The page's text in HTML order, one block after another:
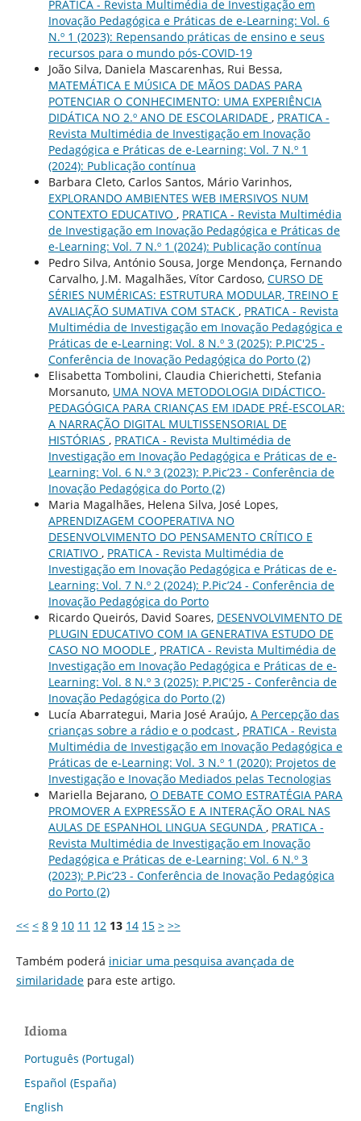
PRATICA - Revista Multimédia de Investigação em
Inovação Pedagógica e Práticas de e-Learning: Vol. 6
N.º 1 (2023): Repensando práticas de ensino e seus
recursos para o mundo pós-COVID-19
João Silva, Daniela Mascarenhas, Rui Bessa,
MATEMÁTICA E MÚSICA DE MÃOS DADAS PARA
POTENCIAR O CONHECIMENTO: UMA EXPERIÊNCIA
DIDÁTICA NO 2.º ANO DE ESCOLARIDADE , PRATICA -
Revista Multimédia de Investigação em Inovação
Pedagógica e Práticas de e-Learning: Vol. 7 N.º 1
(2024): Publicação contínua
Barbara Cleto, Carlos Santos, Mário Varinhos,
EXPLORANDO AMBIENTES WEB IMERSIVOS NUM
CONTEXTO EDUCATIVO , PRATICA - Revista Multimédia
de Investigação em Inovação Pedagógica e Práticas de
e-Learning: Vol. 7 N.º 1 (2024): Publicação contínua
Pedro Silva, António Sousa, Jorge Mendonça, Fernando
Carvalho, J.M. Magalhães, Vítor Cardoso, CURSO DE
SÉRIES NUMÉRICAS: ESTRUTURA MODULAR, TREINO E
AVALIAÇÃO SUMATIVA COM STACK , PRATICA - Revista
Multimédia de Investigação em Inovação Pedagógica e
Práticas de e-Learning: Vol. 8 N.º 3 (2025): P.PIC'25 -
Conferência de Inovação Pedagógica do Porto (2)
Elisabetta Tombolini, Claudia Chierichetti, Stefania
Morsanuto, UMA NOVA METODOLOGIA DIDÁCTICO-
PEDAGÓGICA PARA CRIANÇAS EM IDADE PRÉ-ESCOLAR:
A NARRAÇÃO DIGITAL MULTISSENSORIAL DE
HISTÓRIAS , PRATICA - Revista Multimédia de
Investigação em Inovação Pedagógica e Práticas de e-
Learning: Vol. 6 N.º 3 (2023): P.Pic’23 - Conferência de
Inovação Pedagógica do Porto (2)
Maria Magalhães, Helena Silva, José Lopes,
APRENDIZAGEM COOPERATIVA NO
DESENVOLVIMENTO DO PENSAMENTO CRÍTICO E
CRIATIVO , PRATICA - Revista Multimédia de
Investigação em Inovação Pedagógica e Práticas de e-
Learning: Vol. 7 N.º 2 (2024): P.Pic’24 - Conferência de
Inovação Pedagógica do Porto
Ricardo Queirós, David Soares, DESENVOLVIMENTO DE
PLUGIN EDUCATIVO COM IA GENERATIVA ESTUDO DE
CASO NO MOODLE , PRATICA - Revista Multimédia de
Investigação em Inovação Pedagógica e Práticas de e-
Learning: Vol. 8 N.º 3 (2025): P.PIC'25 - Conferência de
Inovação Pedagógica do Porto (2)
Lucía Abarrategui, Maria José Araújo, A Percepção das
crianças sobre a rádio e o podcast , PRATICA - Revista
Multimédia de Investigação em Inovação Pedagógica e
Práticas de e-Learning: Vol. 3 N.º 1 (2020): Projetos de
Investigação e Inovação Mediados pelas Tecnologias
Mariella Bejarano, O DEBATE COMO ESTRATÉGIA PARA
PROMOVER A EXPRESSÃO E A INTERAÇÃO ORAL NAS
AULAS DE ESPANHOL LINGUA SEGUNDA , PRATICA -
Revista Multimédia de Investigação em Inovação
Pedagógica e Práticas de e-Learning: Vol. 6 N.º 3
(2023): P.Pic’23 - Conferência de Inovação Pedagógica
do Porto (2)
<< < 8 9 10 11 12 13 14 15 > >>
Também poderá iniciar uma pesquisa avançada de
similaridadepara este artigo.
Idioma
Português (Portugal)
Español (España)
English